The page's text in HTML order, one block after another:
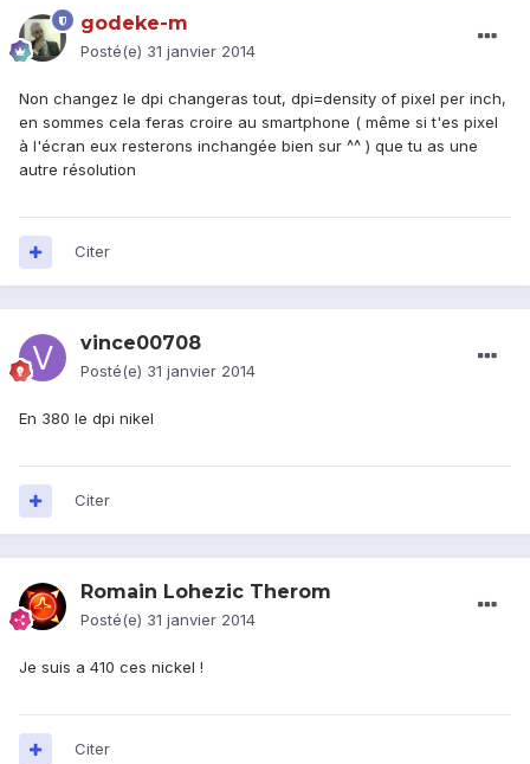
godeke-m
Posté(e) 31 janvier 2014
Non changez le dpi changeras tout, dpi=density of pixel per inch,
en sommes cela feras croire au smartphone ( même si t'es pixel
à l'écran eux resterons inchangée bien sur ^^ ) que tu as une
autre résolution
Citer
vince00708
Posté(e) 31 janvier 2014
En 380 le dpi nikel
Citer
Romain Lohezic Therom
Posté(e) 31 janvier 2014
Je suis a 410 ces nickel !
Citer